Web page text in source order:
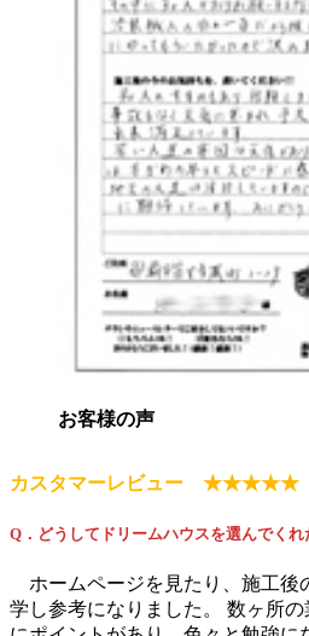
お客様の声
カスタマーレビュー ★★★★★
Q．どうしてドリームハウスを選んでくれ
ホームページを見たり、施工後
学し参考になりました。 数ヶ所